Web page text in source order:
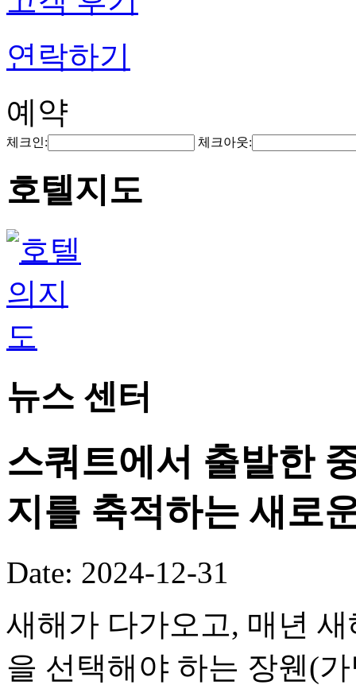
연락하기
예약
체크인: 체크아웃:
호텔지도
뉴스 센터
스쿼트에서 출발한
지를 축적하는 새로
Date: 2024-12-31
새해가 다가오고, 매년
을 선택해야 하는 장웬(